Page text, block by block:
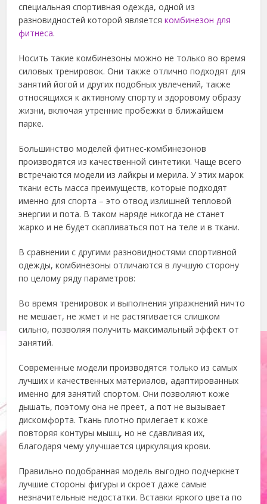
специальная спортивная одежда, одной из
разновидностей которой являетсякомбинезон для
фитнеса.
Носить такие комбинезоны можно не только во время
силовых тренировок. Они также отлично подходят для
занятий йогой и других подобных увлечений, также
относящихся к активному спорту и здоровому образу
жизни, включая утренние пробежки в ближайшем
парке.
Большинство моделей фитнес-комбинезонов
производятся из качественной синтетики. Чаще всего
встречаются модели из лайкры и мерила. У этих марок
ткани есть масса преимуществ, которые подходят
именно для спорта – это отвод излишней тепловой
энергии и пота. В таком наряде никогда не станет
жарко и не будет скапливаться пот на теле и в ткани.
В сравнении с другими разновидностями спортивной
одежды, комбинезоны отличаются в лучшую сторону
по целому ряду параметров:
Во время тренировок и выполнения упражнений ничто
не мешает, не жмет и не растягивается слишком
сильно, позволяя получить максимальный эффект от
занятий.
Современные модели производятся только из самых
лучших и качественных материалов, адаптированных
именно для занятий спортом. Они позволяют коже
дышать, поэтому она не преет, а пот не вызывает
дискомфорта. Ткань плотно прилегает к коже
повторяя контуры мышц, но не сдавливая их,
благодаря чему улучшается циркуляция крови.
Правильно подобранная модель выгодно подчеркнет
лучшие стороны фигуры и скроет даже самые
незначительные недостатки. Вставки яркого цвета по